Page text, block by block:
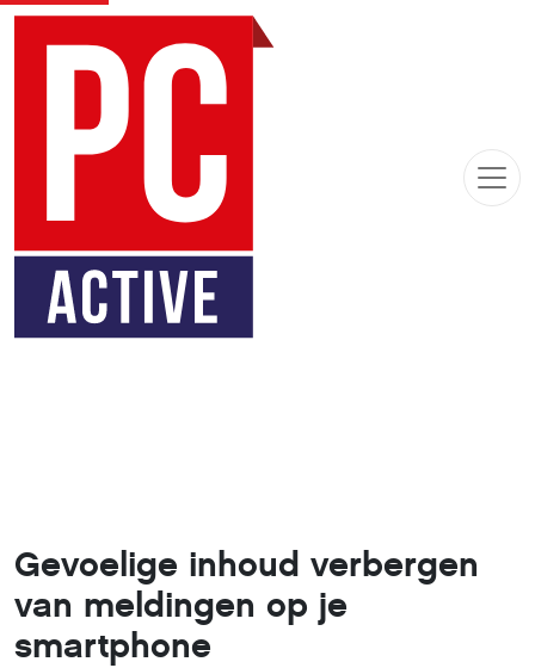
Gevoelige inhoud verbergen
van meldingen op je
smartphone